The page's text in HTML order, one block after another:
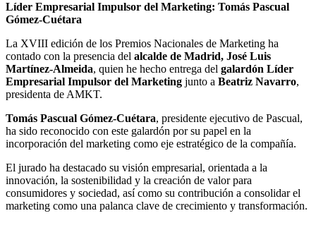
Líder Empresarial Impulsor del Marketing: Tomás Pascual
Gómez-Cuétara
La XVIII edición de los Premios Nacionales de Marketing ha
contado con la presencia del alcalde de Madrid, José Luis
Martínez-Almeida, quien he hecho entrega del galardón Líder
Empresarial Impulsor del Marketing junto a Beatriz Navarro,
presidenta de AMKT.
Tomás Pascual Gómez-Cuétara, presidente ejecutivo de Pascual,
ha sido reconocido con este galardón por su papel en la
incorporación del marketing como eje estratégico de la compañía.
El jurado ha destacado su visión empresarial, orientada a la
innovación, la sostenibilidad y la creación de valor para
consumidores y sociedad, así como su contribución a consolidar el
marketing como una palanca clave de crecimiento y transformación.